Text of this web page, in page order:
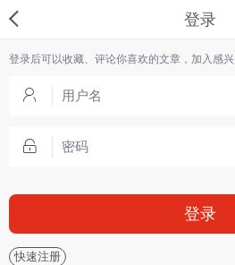
登录
登录后可以收藏、评论你喜欢的文章，加入感
登录
快速注册